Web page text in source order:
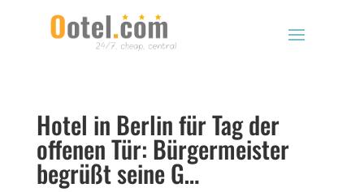
Hotel in Berlin für Tag der
offenen Tür: Bürgermeister
begrüßt seine G…